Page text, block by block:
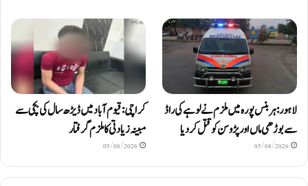
لاہور: ہربنس پورہ میں ملزم نے لوہے کی راڈ
سے بوڑھی ماں اور پڑوسن کو قتل کر دیا
05/08/2026
کراچی: قیوم آباد میں ڈیڑھ سال کی بچی سے
مبینہ زیادتی کا ملزم گرفتار
05/08/2026